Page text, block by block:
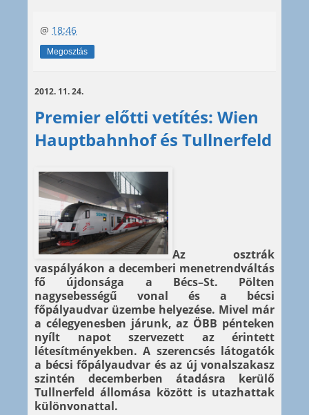
@ 18:46
Megosztás
2012. 11. 24.
Premier előtti vetítés: Wien
Hauptbahnhof és Tullnerfeld
Az osztrák
vaspályákon a decemberi menetrendváltás
fő újdonsága a Bécs–St. Pölten
nagysebességű vonal és a bécsi
főpályaudvar üzembe helyezése. Mivel már
a célegyenesben járunk, az ÖBB pénteken
nyílt napot szervezett az érintett
létesítményekben. A szerencsés látogatók
a bécsi főpályaudvar és az új vonalszakasz
szintén decemberben átadásra kerülő
Tullnerfeld állomása között is utazhattak
különvonattal.